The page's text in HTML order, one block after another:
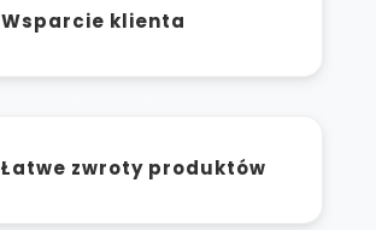
Wsparcie klienta
Łatwe zwroty produktów